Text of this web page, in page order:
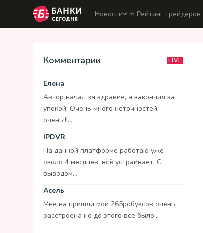
Новости ⭐️ Рейтинг трейдеров
Комментарии LIVE
Елена
Автор начал за здравие, а закончил за
упокой! Очень много неточностей,
очень!!!...
IPDVR
На данной платформе работаю уже
около 4 месяцев, всё устраивает. С
выводом...
Асель
Мне на пришли мои 265робуксов очень
расстроена но до этого все было...